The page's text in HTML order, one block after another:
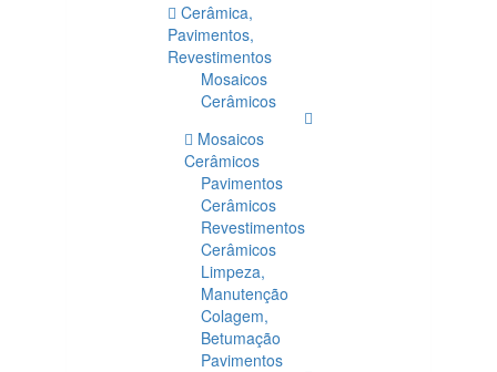
Cerâmica,
Pavimentos,
Revestimentos
Mosaicos
Cerâmicos
Mosaicos
Cerâmicos
Pavimentos
Cerâmicos
Revestimentos
Cerâmicos
Limpeza,
Manutenção
Colagem,
Betumação
Pavimentos